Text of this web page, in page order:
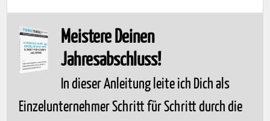
Meistere Deinen
Jahresabschluss!
In dieser Anleitung leite ich Dich als
Einzelunternehmer Schritt für Schritt durch die